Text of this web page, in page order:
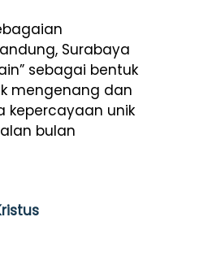
Surabaya
sebagai bentuk
mengenang dan
kepercayaan unik
bulan